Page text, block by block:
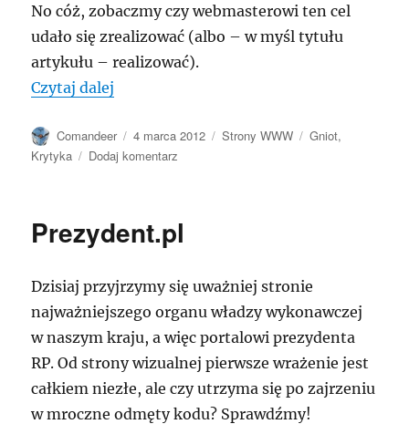
No cóż, zobaczmy czy webmasterowi ten cel
udało się zrealizować (albo – w myśl tytułu
artykułu – realizować).
Czytaj dalej
Autor
Comandeer
Data
publikacji
4 marca 2012 Kategorie
Strony WWW Tagi
Gniot,
Krytyka
Dodaj komentarz
Prezydent.pl
Dzisiaj przyjrzymy się uważniej stronie
najważniejszego organu władzy wykonawczej
w naszym kraju, a więc portalowi prezydenta
RP. Od strony wizualnej pierwsze wrażenie jest
całkiem niezłe, ale czy utrzyma się po zajrzeniu
w mroczne odmęty kodu? Sprawdźmy!